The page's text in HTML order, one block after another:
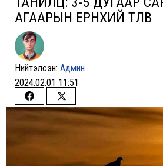
АГААРЫН ЕРӨНХИЙ ТӨЛӨВ
Нийтэлсэн: Админ
2024.02.01 11:51
Share
on
Share